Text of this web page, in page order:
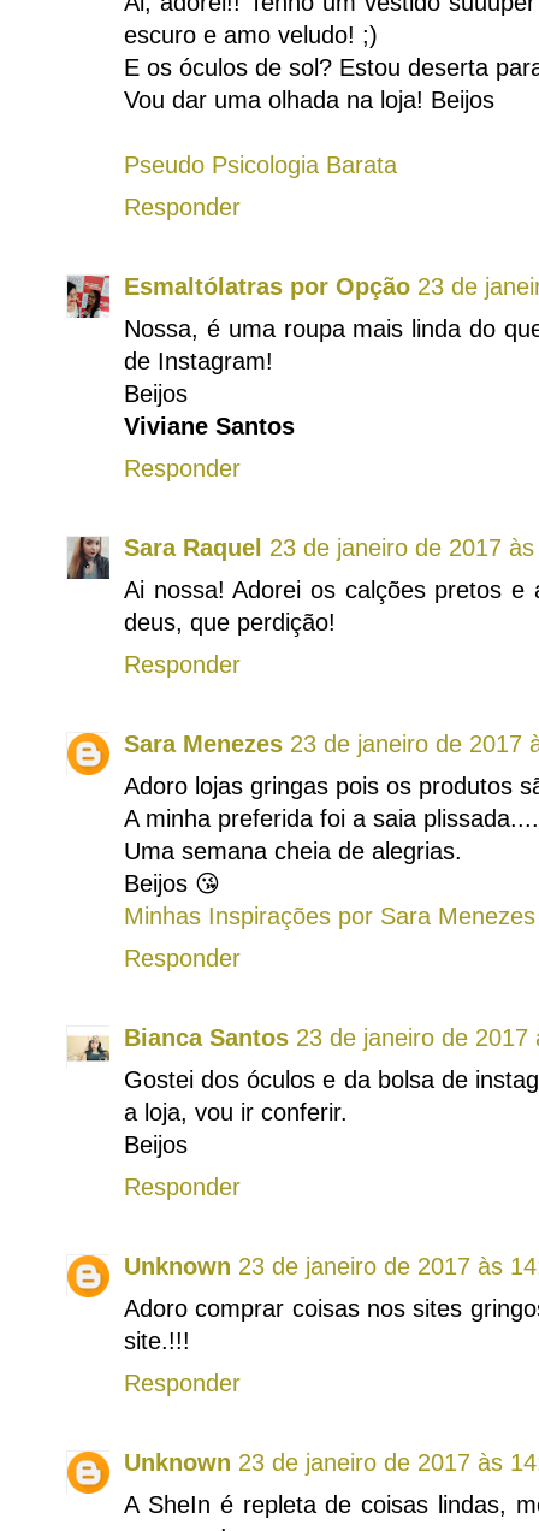
escuro e amo veludo! ;)
E os óculos de sol? Estou deserta
Vou dar uma olhada na loja! Beijos
Pseudo Psicologia Barata
Responder
Esmaltólatras por Opção 23 de
Nossa, é uma roupa mais linda do
de Instagram!
Beijos
Viviane Santos
Responder
Sara Raquel 23 de janeiro de 2017
Ai nossa! Adorei os calções pretos e
deus, que perdição!
Responder
Sara Menezes 23 de janeiro de 2017
Adoro lojas gringas pois os produtos
A minha preferida foi a saia plissada....
Uma semana cheia de alegrias.
Beijos 😘
Minhas Inspirações por Sara Menezes
Responder
Bianca Santos 23 de janeiro de 2017
Gostei dos óculos e da bolsa de
a loja, vou ir conferir.
Beijos
Responder
Unknown 23 de janeiro de 2017 às
Adoro comprar coisas nos sites
site.!!!
Responder
Unknown 23 de janeiro de 2017 às
A SheIn é repleta de coisas lindas,